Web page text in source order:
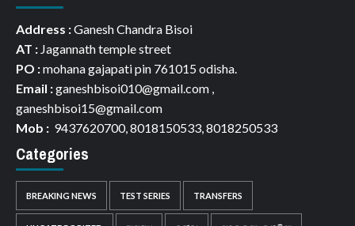
Address :Ganesh Chandra Bisoi
AT : Jagannath temple street
PO :mohana gajapati pin 761015 odisha.
Email :ganeshbisoi010@gmail.com ,
ganeshbisoi15@gmail.com
Mob : 9437620700, 8018150533, 8018250533
Categories
BREAKING NEWS TEST SERIES TRANSFERS